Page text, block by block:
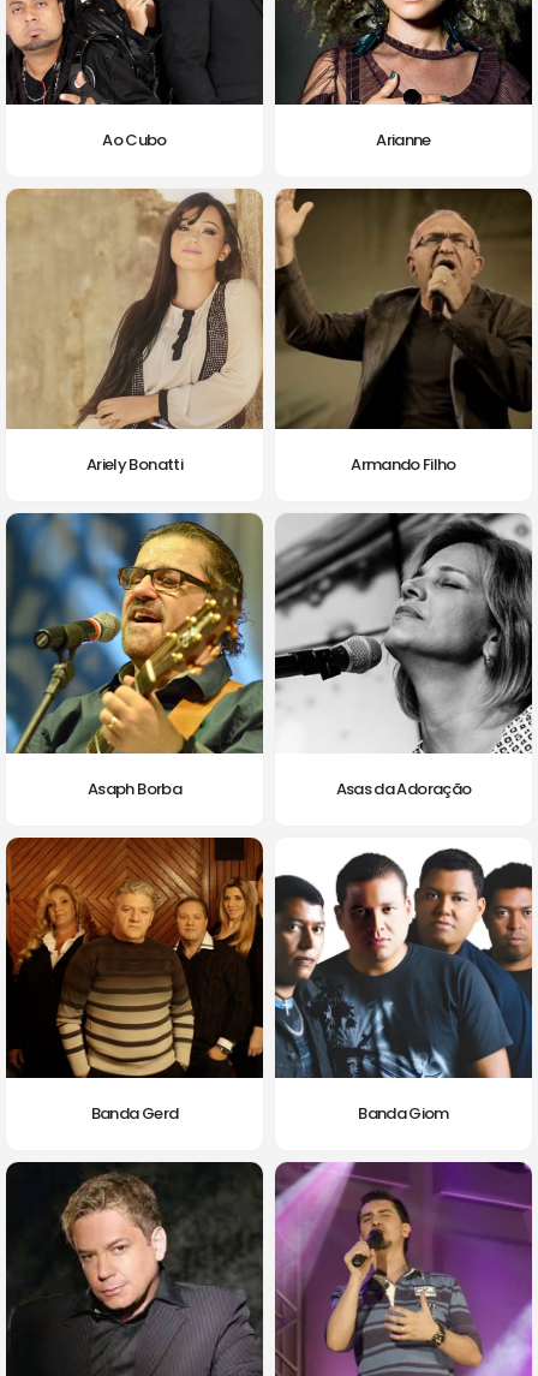
Ao Cubo Arianne
Ariely Bonatti Armando Filho
Asaph Borba Asas da Adoração
Banda Gerd Banda Giom